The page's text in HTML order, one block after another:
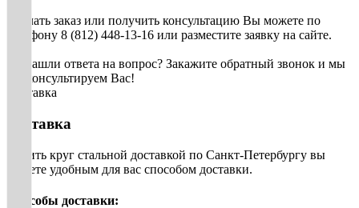
Сделать заказ или получить консультацию Вы можете по
телефону 8 (812) 448-13-16 или разместите заявку на сайте.
Не нашли ответа на вопрос? Закажите обратный звонок и мы
проконсультируем Вас!
Доставка
Доставка
Купить круг стальной доставкой по Санкт-Петербургу вы
можете удобным для вас способом доставки.
Способы доставки: